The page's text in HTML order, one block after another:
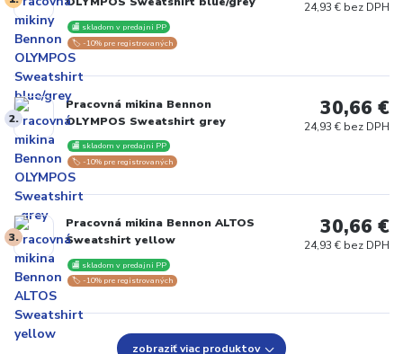
🏬 skladom v predajni PP
🏷️ -10% pre registrovaných
24,93 € bez DPH
2.
Pracovná mikina Bennon
OLYMPOS Sweatshirt grey
🏬 skladom v predajni PP
🏷️ -10% pre registrovaných
30,66 €
24,93 € bez DPH
3.
Pracovná mikina Bennon ALTOS
Sweatshirt yellow
🏬 skladom v predajni PP
🏷️ -10% pre registrovaných
30,66 €
24,93 € bez DPH
zobraziť viac produktov